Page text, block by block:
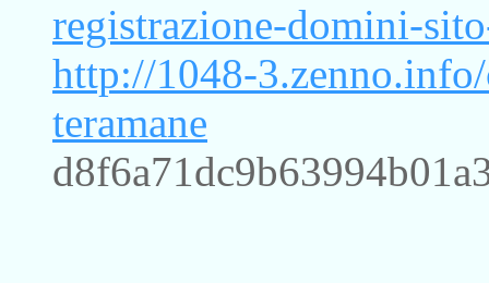
registrazione-domini-
http://1048-3.zenno.info/
teramane